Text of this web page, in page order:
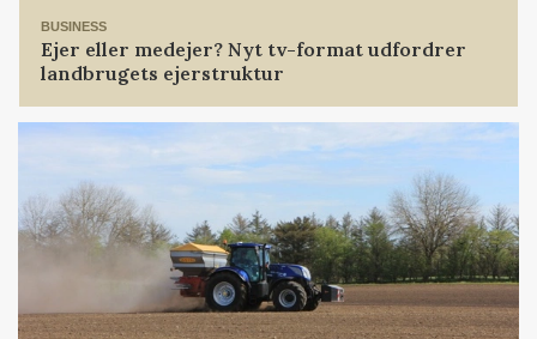
BUSINESS
Ejer eller medejer? Nyt tv-format udfordrer
landbrugets ejerstruktur